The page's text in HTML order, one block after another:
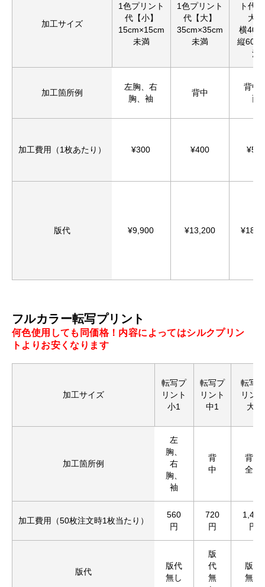
加工サイズ
1色プリント
代【小】
15cm×15cm
未満
1色プリント
代【大】
35cm×35cm
未満
ト代
大】
横
縦
満
加工箇所例
左胸、右
胸、袖
背中
背中
面
加工費用（1枚あたり） ¥300 ¥400 ¥500
版代 ¥9,900 ¥13,200
フルカラー転写プリント
何色使用しても同価格！内容によってはシルクプリン
トよりお安くなります
加工サイズ
転写プ
リント
小1
転写プ
リント
中1
転写プ
リント
大1
加工箇所例
左
胸、
右
胸、
袖
背
中
背中
全面
加工費用（50枚注文時1枚当たり）
560
円
720
円
1,430
円
版代
版代
無し
版
代
無
版代
無し